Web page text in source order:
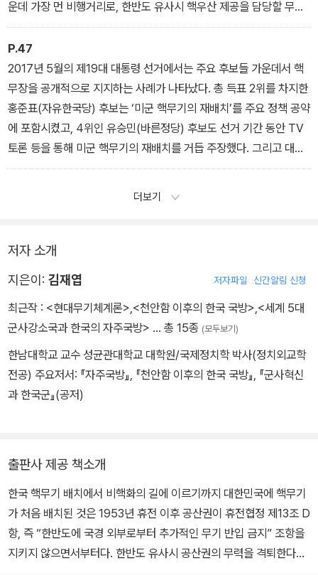
없애기 위한 결단이었다. 그리고 다시 1개월 후인 12월 18일 노태우
대통령은 “내가 여러분께 말씀드리는 이 시각, 우리나라의 어디에도,
단 하나의 핵무기도 존재하지 않습니다”라고 밝히는 「핵무기 부재
(不在) 선언」을 발표하여 주한미군의 핵무기 철수가 완료되었음을
확인했다.27 이로써 한국은 33년 동안 계속되었던 미군 핵무기의 배
치를 마감하고, 공식적으로 비핵화의 길을 선택하게 된 것이다.
운데 가장 먼 비행거리로, 한반도 유사시 핵우산 제공을 담당할 무기
들(장거리 폭격기 등)이 다수 배치된 서태평양의 괌에 위치한 미군 기
지까지 공격할 수 있는 수준이다. 다시 말해 미국의 핵우산 제공 능력
이 북한의 직접적인 공격 위협에 노출된 것이다. 그 결과 한국 내부에
서는 만약 북한이 ICBM 등으로 미국에 직접 핵무기를 발사할 수 있
게 된다면, 미국은 ‘서울을 지키기 위해 뉴욕을 희생시켜야 하는
가?’라는 고민에 직면할 것이며 결국 한국에 대한 핵우산 공약 실행
을 포기할 것이라는 우려가 높아지고 있다.
그뿐만 아니라 북한은 6차 핵실험으로부터 12일 후인 9월 15일, 중
‘화성-12형’을 일본 상공 너머 북태평양으로 시험 발사했는데, 비행
운데 가장 먼 비행거리로, 한반도 유사시 핵우산 제공을 담당할 무기
지까지 공격할 수 있는 수준이다. 다시 말해 미국의 핵우산 제공 능력
이 북한의 직접적인 공격 위협에 노출된 것이다. 그 결과 한국 내부에
서는 만약 북한이 ICBM 등으로 미국에 직접 핵무기를 발사할 수 있
가?’라는 고민에 직면할 것이며 결국 한국에 대한 핵우산 공약 실행
을 포기할 것이라는 우려가 높아지고 있다.
P.47
2017년 5월의 제19대 대통령 선거에서는 주요 후보들 가운데서 핵
무장을 공개적으로 지지하는 사례가 나타났다. 총 득표 2위를 차지한
홍준표(자유한국당) 후보는 ‘미군 핵무기의 재배치’를 주요 정책 공약
에 포함시켰고, 4위인 유승민(바른정당) 후보도 선거 기간 동안 TV
토론 등을 통해 미군 핵무기의 재배치를 거듭 주장했다. 그리고 대통
령 선거로부터 3개월이 지난 8월 16일, 제1야당이자 국회 내 의석수
0만 명 서명 운동에 나서는 등 미군 핵무기 재배치 주장을 더욱 강화
고 한국 정부는 1990년대부터 유지되어온 비핵화 정책 노선을 포기
하지 않을 것임을 거듭 확인하고 있다. 특히 2017년 5월의 제19대
대통령 선거에서는 전임 김대중, 노무현 정부 시절의 대북 화해·협력
정책을 지지 및 계승하고 한반도 비핵화를 고수할 것임을 강조하는
정치 세력이 다시 집권했다. 이러한 점은 앞으로도 상당 기간 동안 한
국 정부가 핵무장을 추구할 가능성이 낮을 것임을 암시한다. 아직 한
더보기
저자 소개
지은이: 김재엽 저자파일 신간알림 신청
최근작 : <현대무기체계론> <천안함 이후의 한국 국방> <세계 5대
군사강소국과 한국의 자주국방> … 총 15종 (모두보기)
한남대학교 교수 성균관대학교 대학원/국제정치학 박사(정치외교학
전공) 주요저서: 『자주국방』, 『천안함 이후의 한국 국방』, 『군사혁신
과 한국군』(공저)
출판사 제공 책소개
한국 핵무기 배치에서 비핵화의 길에 이르기까지 대한민국에 핵무기
가 처음 배치된 것은 1953년 휴전 이후 공산권이 휴전협정 제13조 D
항, 즉 “한반도에 국경 외부로부터 추가적인 무기 반입 금지” 조항을
지키지 않으면서부터다. 한반도 유사시 공산권의 무력을 격퇴한다는